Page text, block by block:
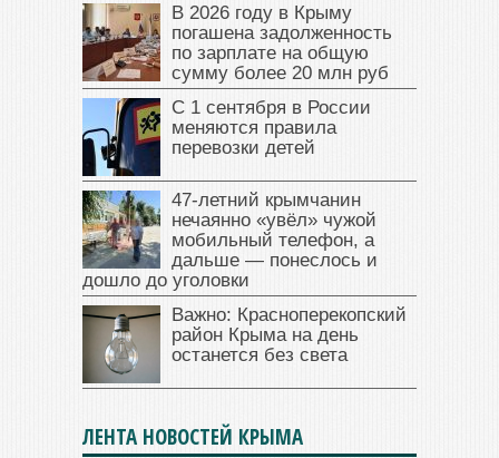
В 2026 году в Крыму
погашена задолженность
по зарплате на общую
сумму более 20 млн руб
С 1 сентября в России
меняются правила
перевозки детей
47‑летний крымчанин
нечаянно «увёл» чужой
мобильный телефон, а
дальше — понеслось и
дошло до уголовки
Важно: Красноперекопский
район Крыма на день
останется без света
ЛЕНТА НОВОСТЕЙ КРЫМА